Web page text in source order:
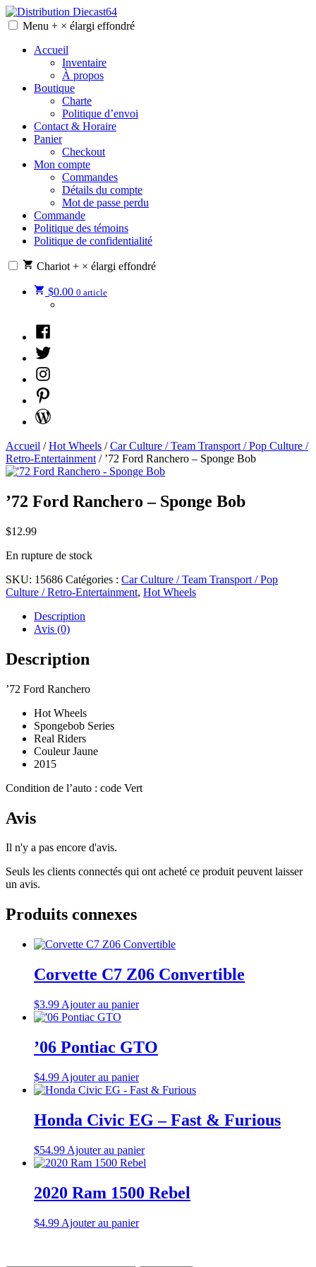
Skip
to
Distribution Diecast64
Une passion, un mode de vie.
Menu + × élargi effondré
Accueil
Inventaire
À propos
Boutique
Charte
Politique d’envoi
Contact & Horaire
Panier
Checkout
Mon compte
Commandes
Détails du compte
Mot de passe perdu
Commande
Politique des témoins
Politique de confidentialité
Chariot + × élargi effondré
$0.00 0 article
Facebook
Twitter
Instagram
Pinterest
WordPress
Accueil /Hot Wheels /Car Culture / Team Transport / Pop Culture /
Retro-Entertainment / ’72 Ford Ranchero – Sponge Bob
’72 Ford Ranchero – Sponge Bob
$12.99
En rupture de stock
SKU: 15686 Catégories : Car Culture / Team Transport / Pop
Culture / Retro-Entertainment, Hot Wheels
Description
Avis (0)
Description
’72 Ford Ranchero
Hot Wheels
Spongebob Series
Real Riders
Couleur Jaune
2015
Condition de l’auto : code Vert
Avis
Il n'y a pas encore d'avis.
Seuls les clients connectés qui ont acheté ce produit peuvent laisser
un avis.
Produits connexes
Corvette C7 Z06 Convertible
$3.99 Ajouter au panier
’06 Pontiac GTO
$4.99 Ajouter au panier
Honda Civic EG – Fast & Furious
$54.99 Ajouter au panier
2020 Ram 1500 Rebel
$4.99 Ajouter au panier